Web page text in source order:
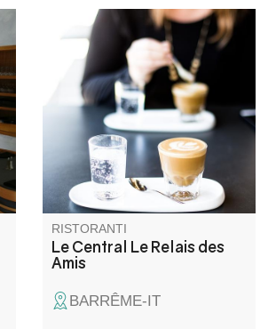
Cucina tradizionale per tutti i
gusti!
RISTORANTI
Le Central Le Relais des
Amis
BARRÊME-IT